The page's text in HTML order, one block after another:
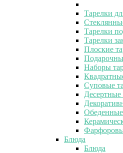
Тарелки
Тарелки
Тарелки
Плоские
Наборы
Суповые
Десертные
Обеденные
Блюда
Блюда